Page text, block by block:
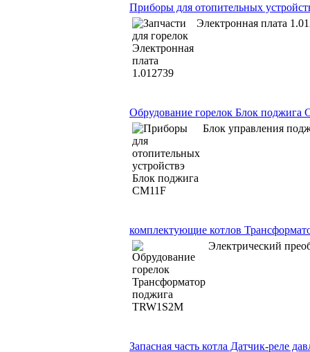
Приборы для отопительных
Электронная плата
Обрудование горелок Блок поджига
Блок управления
комплектующие котлов
Электрический
Запасная часть котла Датчик-реле